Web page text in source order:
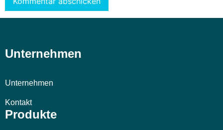
Unternehmen
Unternehmen
Kontakt
Produkte